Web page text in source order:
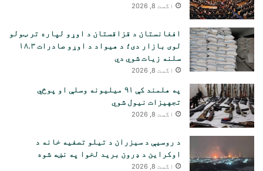
اگست 8, 2026
افغانستان د قزاقستان د اوړو لپاره تر ټولو
لوی بازار دی؛ د هیواد د اوړو صادرات ۱۸.۳
سلنه زیات شوي دي
اگست 8, 2026
په هلمند کې ۹۱ میلیونه وسلې او پوځي
تجهیزات نیول شوي
اگست 8, 2026
د روسیې د سیزران د تیلو تصفیه خانه د
اوکراین د ډرون برید لخوا په نښه شوه
اگست 8, 2026